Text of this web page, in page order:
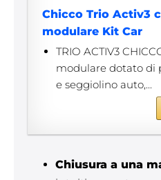
Chicco Trio Activ3
modulare Kit Car
TRIO ACTIV3
modulare dotato di
e seggiolino auto,...
Chiusura a una